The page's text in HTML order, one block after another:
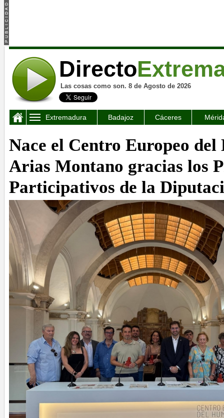
Directo
Las cosas como son. 8 de Agosto de 2026
Extremadura Badajoz Cáceres
Nace el Centro Europeo del
Arias Montano gracias los
Participativos de la